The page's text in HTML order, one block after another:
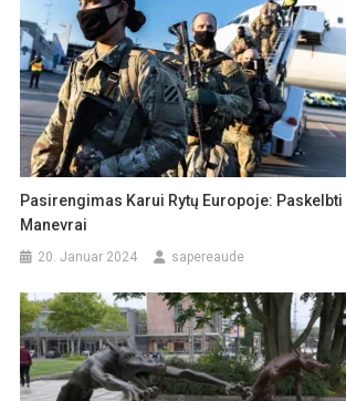
Pasirengimas Karui Rytų Europoje: Paskelbti
Manevrai
20. Januar 2024 sapereaude